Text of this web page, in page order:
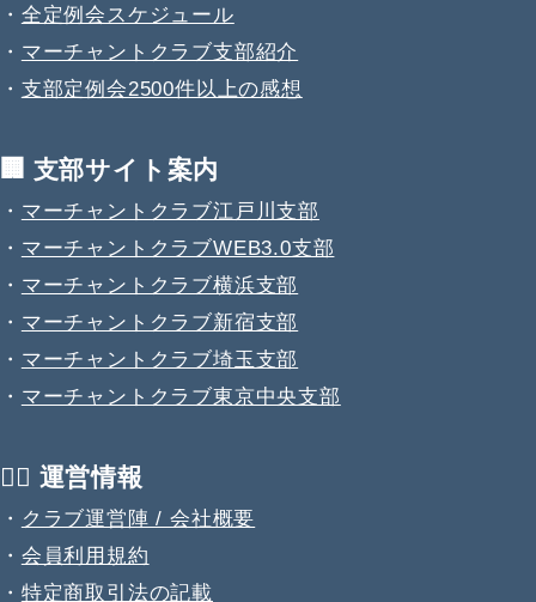
・ 全定例会スケジュール
・ マーチャントクラブ支部紹介
・ 支部定例会2500件以上の感想
🏢 支部サイト案内
・ マーチャントクラブ江戸川支部
・ マーチャントクラブWEB3.0支部
・ マーチャントクラブ横浜支部
・ マーチャントクラブ新宿支部
・ マーチャントクラブ埼玉支部
・ マーチャントクラブ東京中央支部
💁‍♂️ 運営情報
・ クラブ運営陣 / 会社概要
・ 会員利用規約
・ 特定商取引法の記載